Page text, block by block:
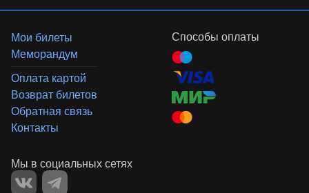
Мои билеты
Меморандум
Оплата картой
Возврат билетов
Обратная связь
Контакты
Способы оплаты